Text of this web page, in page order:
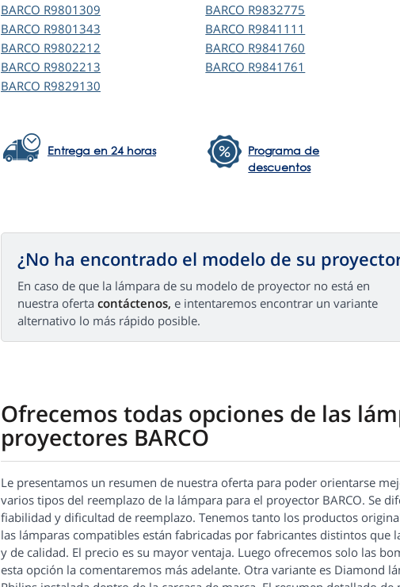
BARCO R9801309
BARCO R9801343
BARCO R9802212
BARCO R9802213
BARCO R9829130
BARCO R9832775
BARCO R9841111
BARCO R9841760
BARCO R9841761
Entrega en 24 horas
Programa de
descuentos
¿No ha encontrado el modelo de su
En caso de que la lámpara de su modelo de proyector no está en
nuestra oferta contáctenos, e intentaremos encontrar un variante
alternativo lo más rápido posible.
Ofrecemos todas opciones de las
proyectores BARCO
Le presentamos un resumen de nuestra oferta para poder orientarse
varios tipos del reemplazo de la lámpara para el proyector BARCO. Se
fiabilidad y dificultad de reemplazo. Tenemos tanto los productos
las lámparas compatibles están fabricadas por fabricantes distintos que
y de calidad. El precio es su mayor ventaja. Luego ofrecemos solo las
esta opción la comentaremos más adelante. Otra variante es Diamond